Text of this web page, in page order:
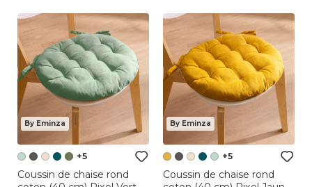
By Eminza
+5
Coussin de chaise rond
By Eminza
+5
Coussin de chaise rond